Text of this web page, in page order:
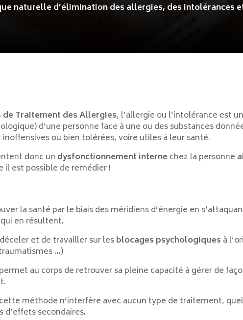
naturelle d’élimination des allergies, des intolérances
Traitement des Allergies, l’allergie ou l’intolérance est
d’une personne face à une ou des substances
ou bien tolérées, voire utiles à leur santé.
donc un dysfonctionnement interne chez la personne
est possible de remédier !
la santé par le biais des méridiens d’énergie en
en résultent.
et de travailler sur lesblocages psychologiques à
…)
au corps de retrouver sa pleine capacité à gérer de
méthode n’interfère avec aucun type de traitement,
d’effets secondaires.